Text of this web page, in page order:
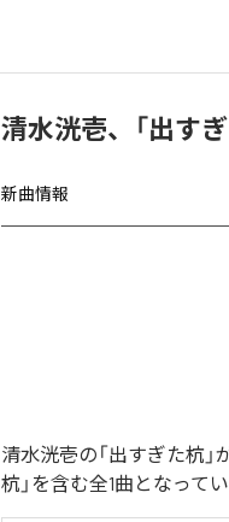
清水洸壱、「出す
新曲情報
清水洸壱の「出すぎた杭
杭」を含む全1曲となってい